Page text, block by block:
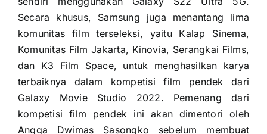
Secara khusus, Samsung juga menantang lima
komunitas film terseleksi, yaitu Kalap Sinema,
Komunitas Film Jakarta, Kinovia, Serangkai Films,
dan K3 Film Space, untuk menghasilkan karya
terbaiknya dalam kompetisi film pendek dari
Galaxy Movie Studio 2022. Pemenang dari
kompetisi film pendek ini akan dimentori oleh
Angga Dwimas Sasongko sebelum membuat